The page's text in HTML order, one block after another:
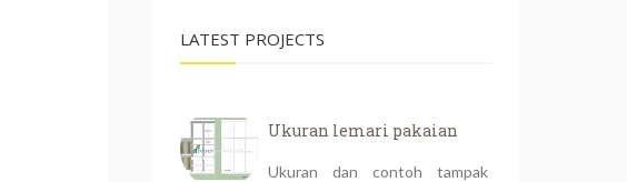
LATEST PROJECTS
Ukuran lemari pakaian
Ukuran dan contoh tampak